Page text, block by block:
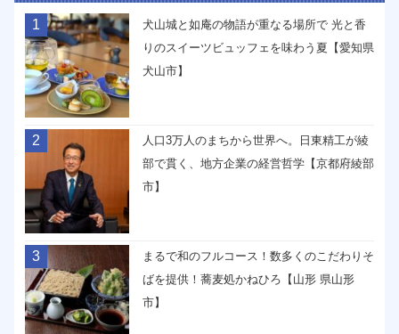
1
犬山城と如庵の物語が重なる場所で 光と香
りのスイーツビュッフェを味わう夏【愛知県
犬山市】
2
人口3万人のまちから世界へ。日東精工が綾
部で貫く、地方企業の経営哲学【京都府綾部
市】
3
まるで和のフルコース！数多くのこだわりそ
ばを提供！蕎麦処かねひろ【山形 県山形
市】